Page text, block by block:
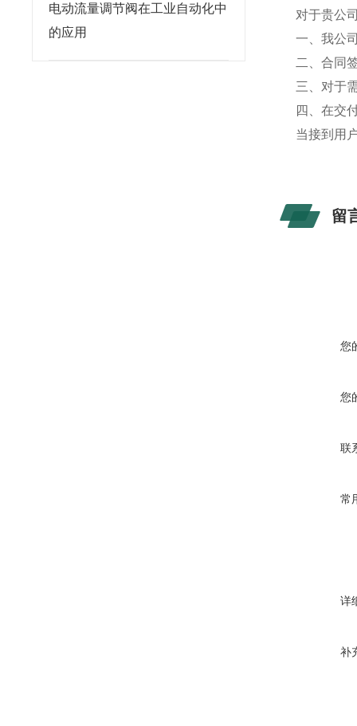
电动流量调节阀在工业自动化中
的应用
对于贵公
一、我公
二、合同
三、对于
四、在交
当接到用
留
您
您
联
常
详
补